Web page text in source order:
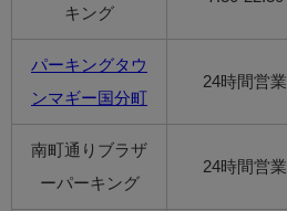
キング
パーキングタウ
ンマギー国分町
24時間営業
南町通りブラザ
ーパーキング
24時間営業